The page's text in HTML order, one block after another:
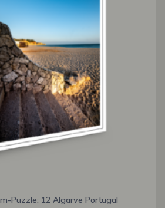
Puzzle: 12 Algarve Portugal